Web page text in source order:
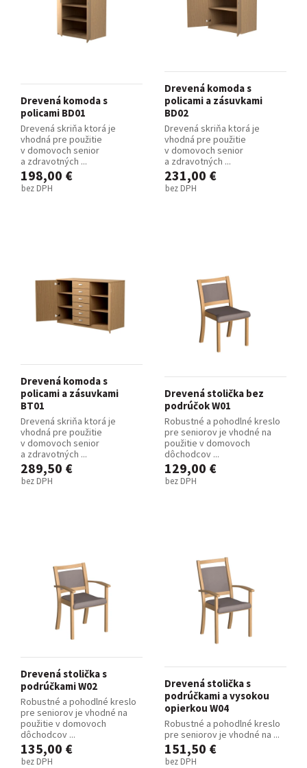
Drevená komoda s
policami BD01
Drevená skriňa ktorá je
vhodná pre použitie
v domovoch senior
a zdravotných ...
198,00 €
bez DPH
Drevená komoda s
policami a zásuvkami
BD02
Drevená skriňa ktorá je
vhodná pre použitie
v domovoch senior
a zdravotných ...
231,00 €
bez DPH
Drevená komoda s
policami a zásuvkami
BT01
Drevená skriňa ktorá je
vhodná pre použitie
v domovoch senior
a zdravotných ...
289,50 €
bez DPH
Drevená stolička bez
podrúčok W01
Robustné a pohodlné kreslo
pre seniorov je vhodné na
použitie v domovoch
dôchodcov ...
129,00 €
bez DPH
Drevená stolička s
podrúčkami W02
Robustné a pohodlné kreslo
pre seniorov je vhodné na
použitie v domovoch
dôchodcov ...
135,00 €
bez DPH
Drevená stolička s
podrúčkami a vysokou
opierkou W04
Robustné a pohodlné kreslo
pre seniorov je vhodné na ...
151,50 €
bez DPH